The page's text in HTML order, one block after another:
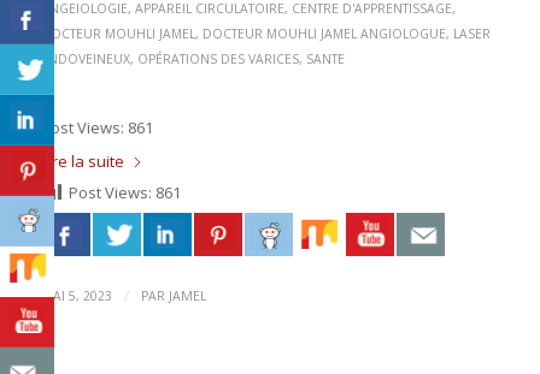
ANGEIOLOGIE, APPAREIL CIRCULATOIRE, CENTRE D'APPRENTISSAGE,
DOCTEUR MOUHLI JAMEL, DOCTEUR MOUHLI JAMEL ANGIOLOGUE, LASER
ENDOVEINEUX, OPÉRATIONS DES VARICES, SANTE
Post Views: 861
Lire la suite
Post Views: 861
MAI 5, 2023 / PAR JAMEL